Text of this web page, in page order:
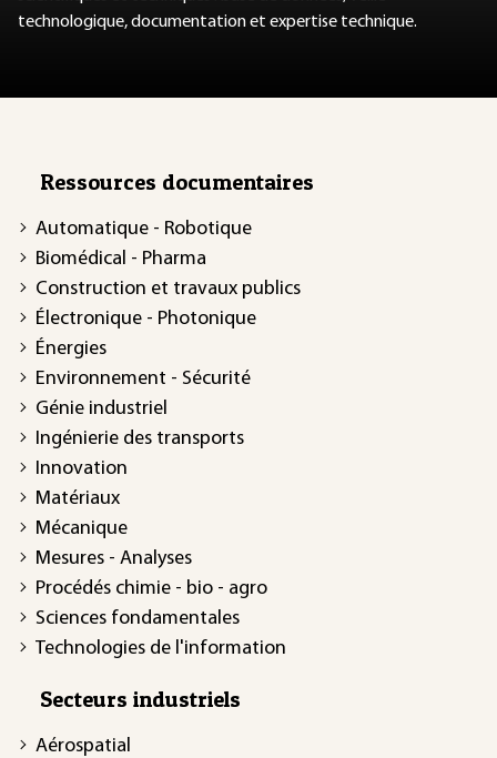
technologique, documentation et expertise technique.
Ressources documentaires
Automatique - Robotique
Biomédical - Pharma
Construction et travaux publics
Électronique - Photonique
Énergies
Environnement - Sécurité
Génie industriel
Ingénierie des transports
Innovation
Matériaux
Mécanique
Mesures - Analyses
Procédés chimie - bio - agro
Sciences fondamentales
Technologies de l'information
Secteurs industriels
Aérospatial